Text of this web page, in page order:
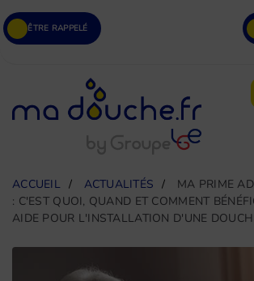
ÊTRE RAPPELÉ
ACCUEIL ACTUALITÉS
MA PRIME
: C'EST QUOI, QUAND ET COMMENT
AIDE POUR L'INSTALLATION D'UNE